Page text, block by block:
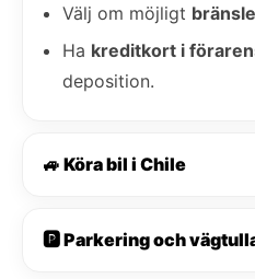
Välj om möjligt
Ha kreditkort i
deposition.
🚙 Köra bil i Chile
🅿️ Parkering och